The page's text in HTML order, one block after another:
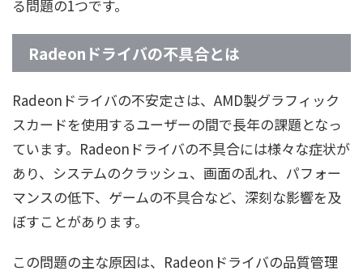
る問題の1つです。
Radeonドライバの不具合とは
Radeonドライバの不安定さは、AMD製グラフィック
スカードを使用するユーザーの間で長年の課題となっ
ています。Radeonドライバの不具合には様々な症状が
あり、システムのクラッシュ、画面の乱れ、パフォー
マンスの低下、ゲームの不具合など、深刻な影響を及
ぼすことがあります。
この問題の主な原因は、Radeonドライバの品質管理